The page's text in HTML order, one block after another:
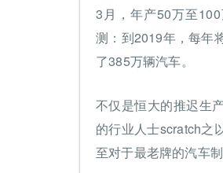
3月，年产50万至
测：到2019年，每年
了385万辆汽车。
不仅是恒大的推迟生
的行业人士scratch之
至对于最老牌的汽车